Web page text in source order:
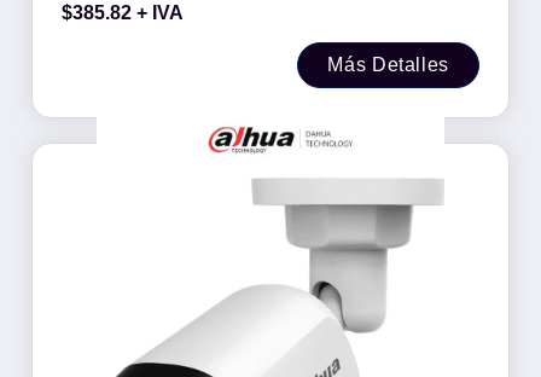
$385.82 + IVA
Más Detalles